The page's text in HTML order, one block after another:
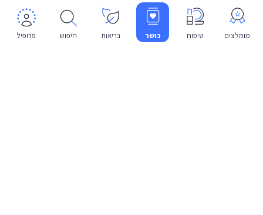
תמיכה
הצטרפות
תמיכה לעסקים
מומלצים טיפוח כושר בריאות חיפוש פרופיל